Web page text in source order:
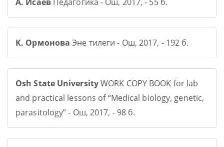
К. Ормонова Эне тилеги - Ош, 2017, - 192 б.
Osh State UniversityWORK COPY BOOK for lab
and practical lessons of “Medical biology, genetic,
parasitology” - Ош, 2017, - 98 б.